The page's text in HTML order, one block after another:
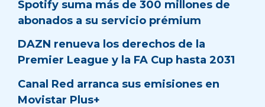
Spotify suma más de 300 millones de
abonados a su servicio prémium
DAZN renueva los derechos de la
Premier League y la FA Cup hasta 2031
Canal Red arranca sus emisiones en
Movistar Plus+